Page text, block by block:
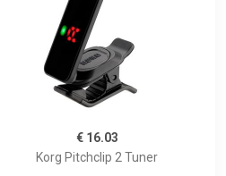
€ 16.03
Korg Pitchclip 2 Tuner